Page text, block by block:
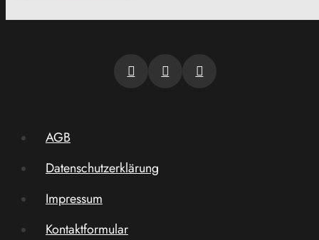
AGB
Datenschutzerklärung
Impressum
Kontaktformular